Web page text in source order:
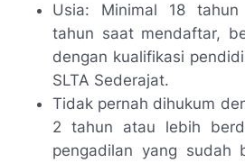
Usia: Minimal 18
tahun saat mendaftar,
dengan kualifikasi
SLTA Sederajat.
Tidak pernah dihukum
2 tahun atau lebih
pengadilan yang sudah